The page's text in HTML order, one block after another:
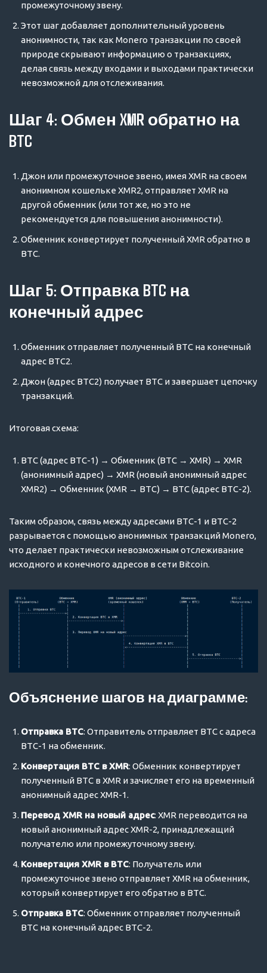
промежуточному звену.
Этот шаг добавляет дополнительный уровень
анонимности, так как Monero транзакции по своей
природе скрывают информацию о транзакциях,
делая связь между входами и выходами практически
невозможной для отслеживания.
Шаг 4: Обмен XMR обратно на
BTC
Джон или промежуточное звено, имея XMR на своем
анонимном кошельке XMR2, отправляет XMR на
другой обменник (или тот же, но это не
рекомендуется для повышения анонимности).
Обменник конвертирует полученный XMR обратно в
BTC.
Шаг 5: Отправка BTC на
конечный адрес
Обменник отправляет полученный BTC на конечный
адрес BTC2.
Джон (адрес BTC2) получает BTC и завершает цепочку
транзакций.
Итоговая схема:
BTC (адрес BTC-1) → Обменник (BTC → XMR) → XMR
(анонимный адрес) → XMR (новый анонимный адрес
XMR2) → Обменник (XMR → BTC) → BTC (адрес BTC-2).
Таким образом, связь между адресами BTC-1 и BTC-2
разрывается с помощью анонимных транзакций Monero,
что делает практически невозможным отслеживание
исходного и конечного адресов в сети Bitcoin.
Объяснение шагов на диаграмме:
Отправка BTC: Отправитель отправляет BTC с адреса
BTC-1 на обменник.
Конвертация BTC в XMR: Обменник конвертирует
полученный BTC в XMR и зачисляет его на временный
анонимный адрес XMR-1.
Перевод XMR на новый адрес: XMR переводится на
новый анонимный адрес XMR-2, принадлежащий
получателю или промежуточному звену.
Конвертация XMR в BTC: Получатель или
промежуточное звено отправляет XMR на обменник,
который конвертирует его обратно в BTC.
Отправка BTC: Обменник отправляет полученный
BTC на конечный адрес BTC-2.